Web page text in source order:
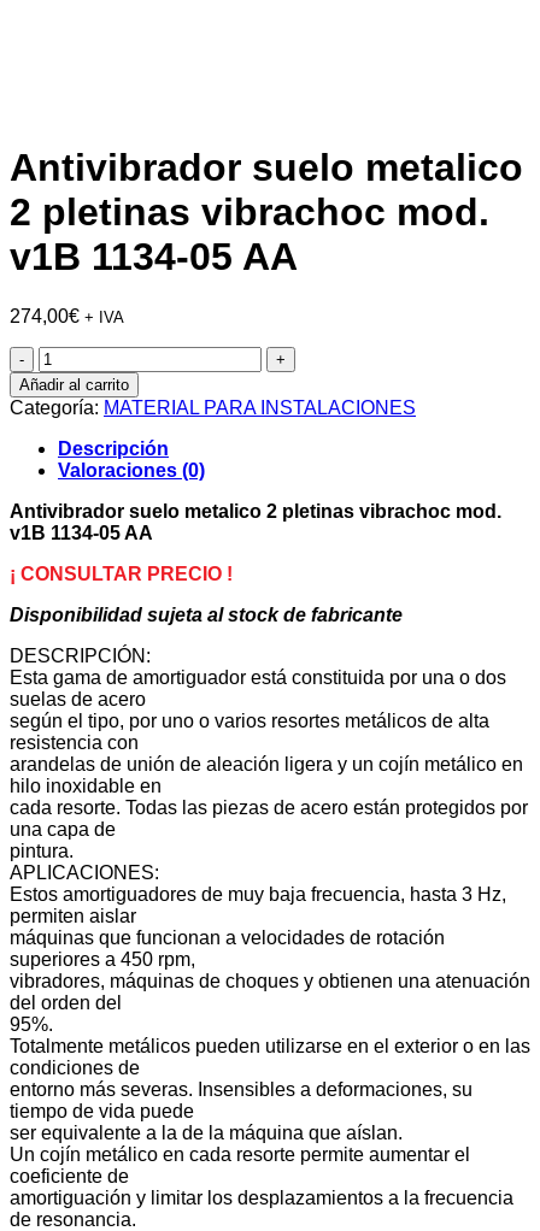
Antivibrador suelo metalico
2 pletinas vibrachoc mod.
v1B 1134-05 AA
274,00€ + IVA
Antivibrador
suelo
metalico
2
pletinas
vibrachoc
mod.
v1B
1134-
AA
Añadir al carrito
Categoría: MATERIAL PARA INSTALACIONES
Descripción
Valoraciones (0)
Antivibrador suelo metalico 2 pletinas vibrachoc mod.
v1B 1134-05 AA
¡ CONSULTAR PRECIO !
Disponibilidad sujeta al stock de fabricante
DESCRIPCIÓN:
Esta gama de amortiguador está constituida por una o dos
suelas de acero
según el tipo, por uno o varios resortes metálicos de alta
resistencia con
arandelas de unión de aleación ligera y un cojín metálico en
hilo inoxidable en
cada resorte. Todas las piezas de acero están protegidos por
una capa de
pintura.
APLICACIONES:
Estos amortiguadores de muy baja frecuencia, hasta 3 Hz,
permiten aislar
máquinas que funcionan a velocidades de rotación
superiores a 450 rpm,
vibradores, máquinas de choques y obtienen una atenuación
del orden del
95%.
Totalmente metálicos pueden utilizarse en el exterior o en las
condiciones de
entorno más severas. Insensibles a deformaciones, su
tiempo de vida puede
ser equivalente a la de la máquina que aíslan.
Un cojín metálico en cada resorte permite aumentar el
coeficiente de
amortiguación y limitar los desplazamientos a la frecuencia
de resonancia.